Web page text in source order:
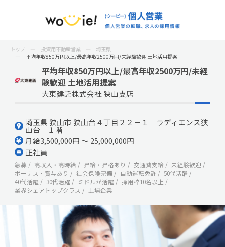
トップ 投資用不動産営業
埼玉県
平均年収850万円以上/最高年収2500万円/未経験歓迎 土地活用提案
平均年収850万円以上/最高年収2500万円/未経
験歓迎 土地活用提案
大東建託株式会社 狭山支店
埼玉県 狭山市 狭山台４丁目２２－１ ラディエンス狭
山台 １階
月給3,500,000円 ～ 25,000,000円
正社員
急募 高収入・高時給 昇給・昇格あり 交通費支給
未経験歓迎
ボーナス・賞与あり
社会保険完備 自動運転免許
50代活躍
40代活躍
30代活躍 ミドルが活躍
採用枠10名以上
業界シェアトップクラス
上場企業